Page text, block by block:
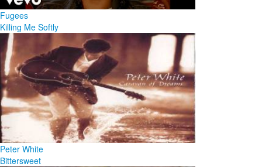
Fugees
Killing Me Softly
Peter White
Bittersweet